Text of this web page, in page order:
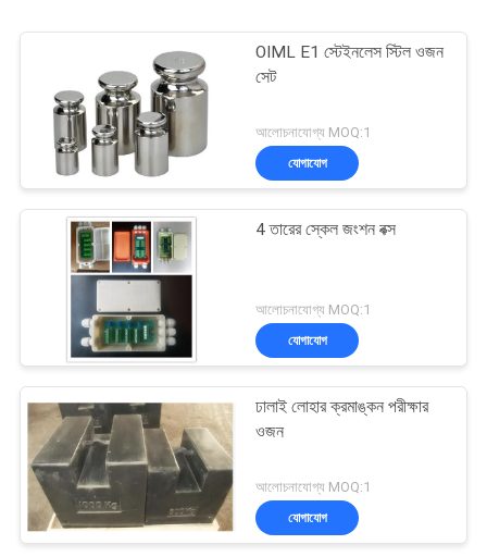
OIML E1 স্টেইনলেস স্টিল ওজন
সেট
আলোচনাযোগ্য MOQ:1
যোগাযোগ
4 তারের স্কেল জংশন বক্স
আলোচনাযোগ্য MOQ:1
যোগাযোগ
ঢালাই লোহার ক্রমাঙ্কন পরীক্ষার
ওজন
আলোচনাযোগ্য MOQ:1
যোগাযোগ